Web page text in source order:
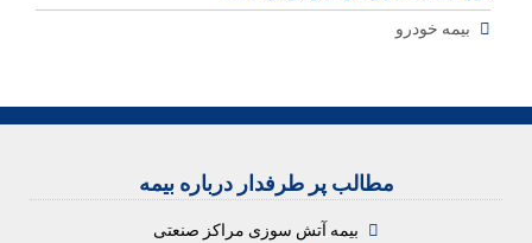
بیمه خودرو
مطالب پر طرفدار درباره بیمه
بیمه آتش سوزی مراکز صنعتی